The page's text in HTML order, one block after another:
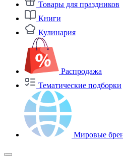
Товары для праздников
Книги
Кулинария
Распродажа
Тематические подборки
Мировые